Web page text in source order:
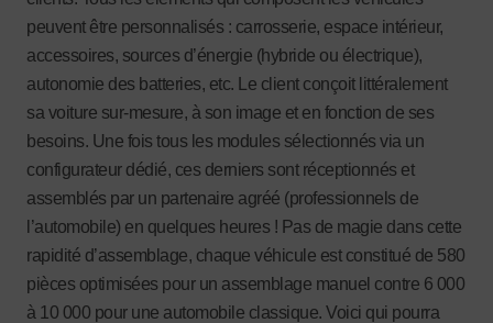
peuvent être personnalisés : carrosserie, espace intérieur,
accessoires, sources d’énergie (hybride ou électrique),
autonomie des batteries, etc. Le client conçoit littéralement
sa voiture sur-mesure, à son image et en fonction de ses
besoins. Une fois tous les modules sélectionnés via un
configurateur dédié, ces derniers sont réceptionnés et
assemblés par un partenaire agréé (professionnels de
l’automobile) en quelques heures ! Pas de magie dans cette
rapidité d’assemblage, chaque véhicule est constitué de 580
pièces optimisées pour un assemblage manuel contre 6 000
à 10 000 pour une automobile classique. Voici qui pourra